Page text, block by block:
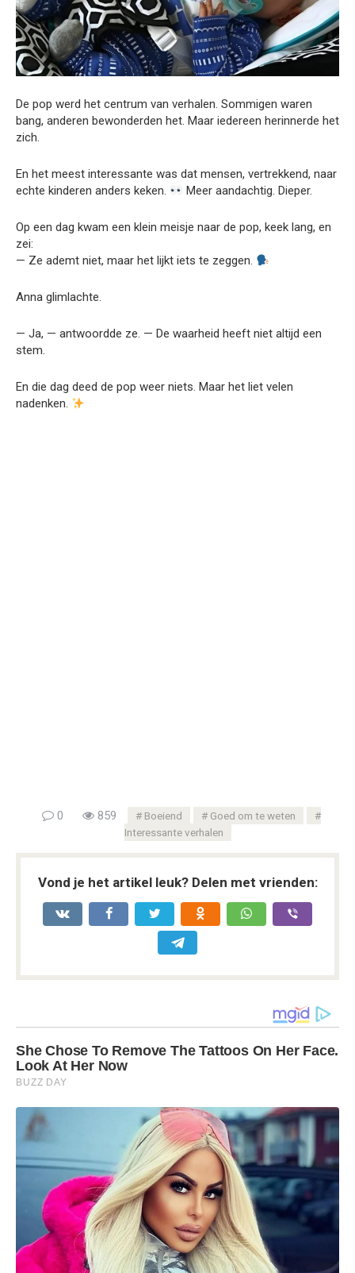
De pop werd het centrum van verhalen. Sommigen waren
bang, anderen bewonderden het. Maar iedereen herinnerde het
zich.
En het meest interessante was dat mensen, vertrekkend, naar
echte kinderen anders keken.
Meer aandachtig. Dieper.
Op een dag kwam een klein meisje naar de pop, keek lang, en
zei:
— Ze ademt niet, maar het lijkt iets te zeggen.
Anna glimlachte.
— Ja, — antwoordde ze. — De waarheid heeft niet altijd een
stem.
En die dag deed de pop weer niets. Maar het liet velen
nadenken.
0 859 Boeiend
Goed om te weten
Interessante verhalen
Vond je het artikel leuk? Delen met vrienden: